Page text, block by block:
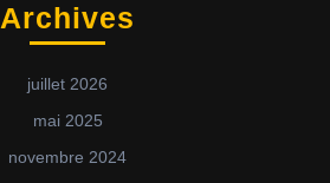
Archives
juillet 2026
mai 2025
novembre 2024